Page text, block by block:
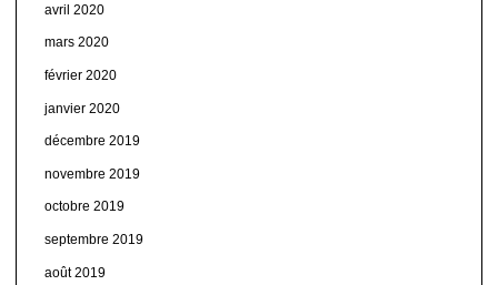
avril 2020
mars 2020
février 2020
janvier 2020
décembre 2019
novembre 2019
octobre 2019
septembre 2019
août 2019